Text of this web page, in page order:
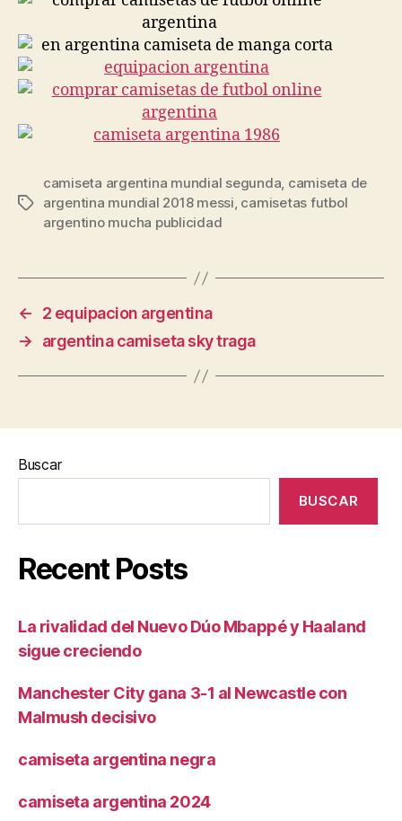
Etiquetas
camiseta argentina mundial segunda, camiseta de
argentina mundial 2018 messi, camisetas futbol
argentino mucha publicidad
←
2 equipacion argentina
→
argentina camiseta sky traga
Buscar
BUSCAR
Recent Posts
La rivalidad del Nuevo Dúo Mbappé y Haaland
sigue creciendo
Manchester City gana 3-1 al Newcastle con
Malmush decisivo
camiseta argentina negra
camiseta argentina 2024